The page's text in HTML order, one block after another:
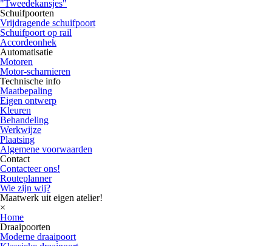
"Tweedekansjes"
Schuifpoorten
Vrijdragende schuifpoort
Schuifpoort op rail
Accordeonhek
Automatisatie
Motoren
Motor-scharnieren
Technische info
Maatbepaling
Eigen ontwerp
Kleuren
Behandeling
Werkwijze
Plaatsing
Algemene voorwaarden
Contact
Contacteer ons!
Routeplanner
Wie zijn wij?
Maatwerk uit eigen atelier!
×
Home
Draaipoorten
Moderne draaipoort